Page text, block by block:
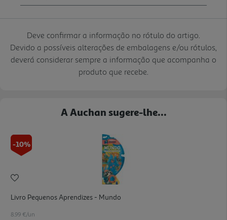
Deve confirmar a informação no rótulo do artigo.
Devido a possíveis alterações de embalagens e/ou rótulos,
deverá considerar sempre a informação que acompanha o
produto que recebe.
A Auchan sugere-lhe...
-10%
Livro Pequenos Aprendizes - Mundo
8.99 €/un